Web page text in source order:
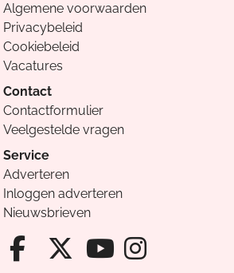
Algemene voorwaarden
Privacybeleid
Cookiebeleid
Vacatures
Contact
Contactformulier
Veelgestelde vragen
Service
Adverteren
Inloggen adverteren
Nieuwsbrieven
Facebook van
X van